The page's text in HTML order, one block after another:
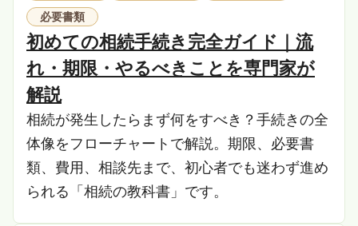
必要書類
初めての相続手続き完全ガイド｜流
れ・期限・やるべきことを専門家が
解説
相続が発生したらまず何をすべき？手続きの全
体像をフローチャートで解説。期限、必要書
類、費用、相談先まで、初心者でも迷わず進め
られる「相続の教科書」です。